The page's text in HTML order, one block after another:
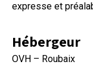
expresse et
Hébergeur
OVH – Roubaix